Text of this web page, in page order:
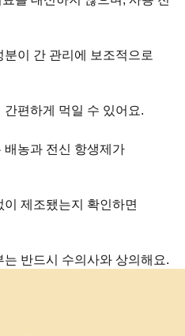
분이 간 관리에 보조적으로
간편하게 먹일 수 있어요.
배농과 전신 항생제가
제조됐는지 확인하면
는 반드시 수의사와 상의해요.